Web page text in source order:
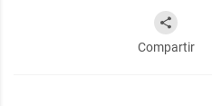
Compartir